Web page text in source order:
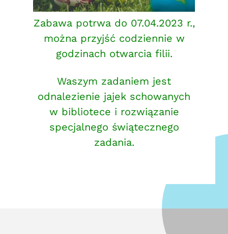
Zabawa potrwa do 07.04.2023 r.,
można przyjść codziennie w
godzinach otwarcia filii.
Waszym zadaniem jest
odnalezienie jajek schowanych
w bibliotece i rozwiązanie
specjalnego świątecznego
zadania.